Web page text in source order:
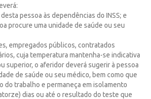
pessoa às dependências do INSS; e
procure uma unidade de saúde ou seu
empregados públicos, contratados
cuja temperatura mantenha-se indicativa
superior, o aferidor deverá sugerir à pessoa
de saúde ou seu médico, bem como que
do trabalho e permaneça em isolamento
dias ou até o resultado do teste que